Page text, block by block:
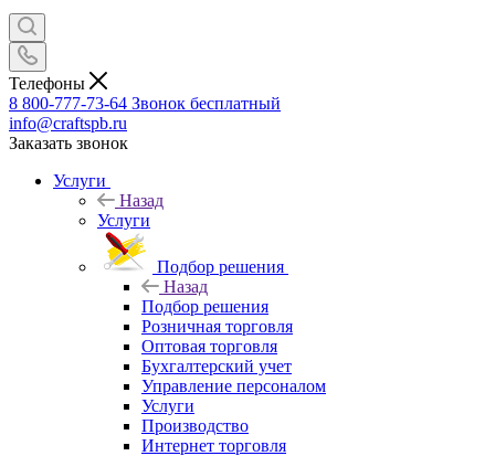
Телефоны
8 800-777-73-64 Звонок бесплатный
info@craftspb.ru
Заказать звонок
Услуги
Назад
Услуги
Подбор решения
Назад
Подбор решения
Розничная торговля
Оптовая торговля
Бухгалтерский учет
Управление персоналом
Услуги
Производство
Интернет торговля